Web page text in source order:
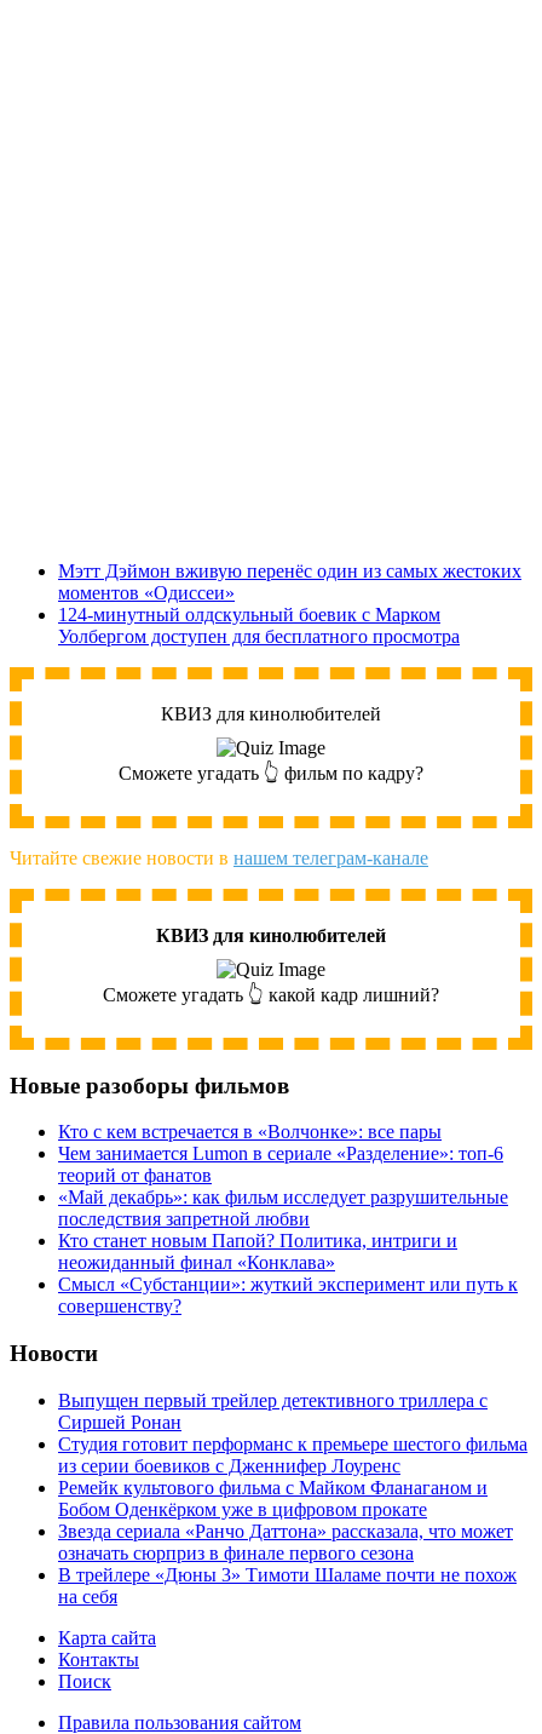
Мэтт Дэймон вживую перенёс один из самых жестоких
моментов «Одиссеи»
124-минутный олдскульный боевик с Марком
Уолбергом доступен для бесплатного просмотра
КВИЗ для кинолюбителей
Сможете угадать 👆 фильм по кадру?
Читайте свежие новости в нашем телеграм-канале
КВИЗ для кинолюбителей
Сможете угадать 👆 какой кадр лишний?
Новые разоборы фильмов
Кто с кем встречается в «Волчонке»: все пары
Чем занимается Lumon в сериале «Разделение»: топ-6
теорий от фанатов
«Май декабрь»: как фильм исследует разрушительные
последствия запретной любви
Кто станет новым Папой? Политика, интриги и
неожиданный финал «Конклава»
Cмысл «Субстанции»: жуткий эксперимент или путь к
совершенству?
Новости
Выпущен первый трейлер детективного триллера с
Сиршей Ронан
Студия готовит перформанс к премьере шестого фильма
из серии боевиков с Дженнифер Лоуренс
Ремейк культового фильма с Майком Фланаганом и
Бобом Оденкёрком уже в цифровом прокате
Звезда сериала «Ранчо Даттона» рассказала, что может
означать сюрприз в финале первого сезона
В трейлере «Дюны 3» Тимоти Шаламе почти не похож
на себя
Карта сайта
Контакты
Поиск
Правила пользования сайтом